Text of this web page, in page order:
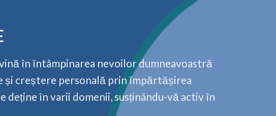
în întâmpinarea nevoilor dumneavoastră
și creștere personală prin împărtășirea
deține în varii domenii, susținându-vă activ în